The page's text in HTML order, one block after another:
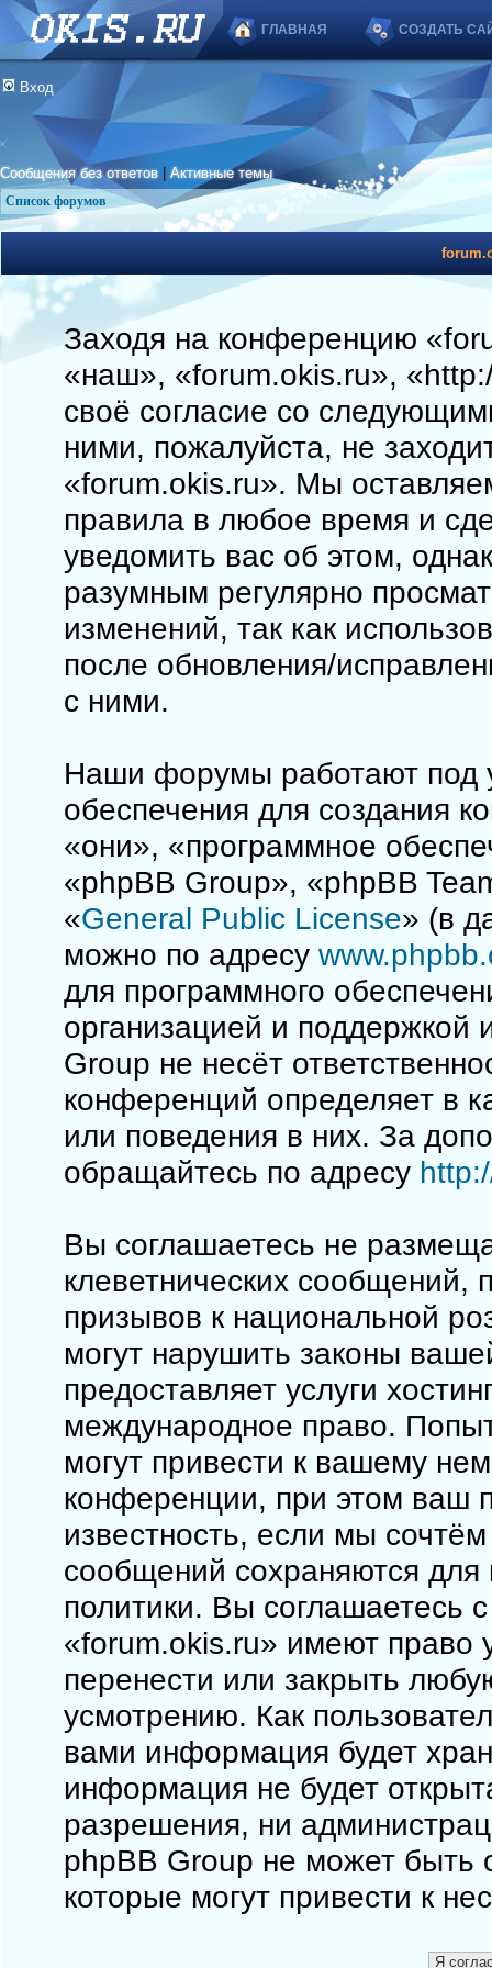
ГЛАВНАЯ СОЗДАТЬ
Вход
Сообщения без ответов |Активные темы
Список форумов
Заходя на конференцию
«наш», «forum.okis.ru»,
своё согласие со
ними, пожалуйста, не
«forum.okis.ru». Мы
правила в любое время и
уведомить вас об этом,
разумным регулярно
изменений, так как
после обновления/
с ними.
Наши форумы работают под
обеспечения для создания
«они», «программное
«phpBB Group», «phpBB
«General Public License» (в
можно по адресу
для программного
организацией и поддержкой
Group не несёт
конференций определяет в
или поведения в них. За
обращайтесь по адресу
Вы соглашаетесь не
клеветнических сообщений,
призывов к национальной
могут нарушить законы
предоставляет услуги
международное право.
могут привести к вашему
конференции, при этом ваш
известность, если мы
сообщений сохраняются для
политики. Вы соглашаетесь
«forum.okis.ru» имеют право
перенести или закрыть
усмотрению. Как
вами информация будет
информация не будет
разрешения, ни
phpBB Group не может быть
которые могут привести к